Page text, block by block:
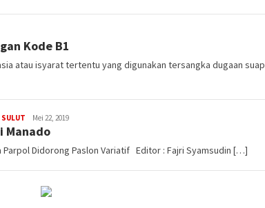
Kode B1
atau isyarat tertentu yang digunakan tersangka dugaan suap
SULUT ham
Mei 22, 2019
Manado
Didorong Paslon Variatif Editor : Fajri Syamsudin […]